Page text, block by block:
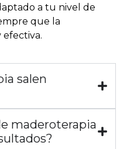
a tu nivel de
que la
efectiva.
salen
maderoterapia